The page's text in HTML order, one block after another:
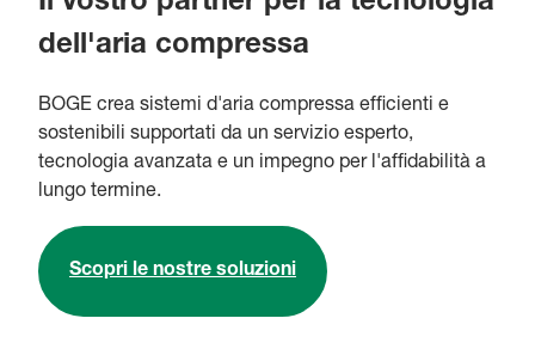
dell'aria compressa
BOGE crea sistemi d'aria compressa efficienti e
sostenibili supportati da un servizio esperto,
tecnologia avanzata e un impegno per l'affidabilità a
lungo termine.
Scopri le nostre soluzioni